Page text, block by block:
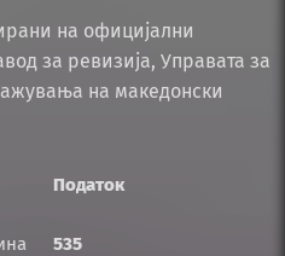
на официјални
за ревизија, Управата за
на македонски
Податок
535